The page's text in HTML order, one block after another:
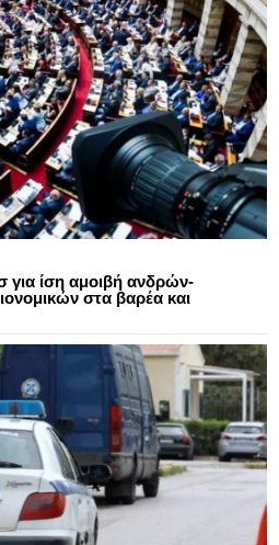
για ίση αμοιβή ανδρών-
στα βαρέα και